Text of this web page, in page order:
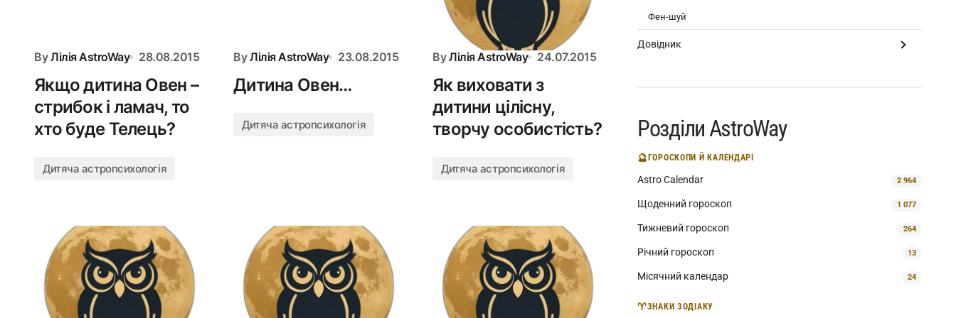
By Лілія AstroWay 28.08.2015
Якщо дитина Овен –
стрибок і ламач, то
хто буде Телець?
Дитяча астропсихологія
By Лілія AstroWay 23.08.2015
Дитина Овен…
Дитяча астропсихологія
By Лілія AstroWay 24.07.2015
Як виховати з
дитини цілісну,
творчу особистість?
Дитяча астропсихологія
Фен-шуй
Довідник
Розділи AstroWay
🔮ГОРОСКОПИ Й КАЛЕНДАРІ
Astro Calendar 2 964
Щоденний гороскоп 1 077
Тижневий гороскоп 264
Річний гороскоп 13
Місячний календар 24
♈ЗНАКИ ЗОДІАКУ